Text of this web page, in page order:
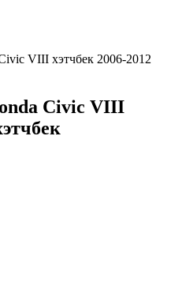
VIII хэтчбек 2006-2012
Civic VIII